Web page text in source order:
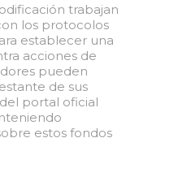
trabajan
los protocolos
establecer una
acciones de
pueden
de sus
portal oficial
estos fondos